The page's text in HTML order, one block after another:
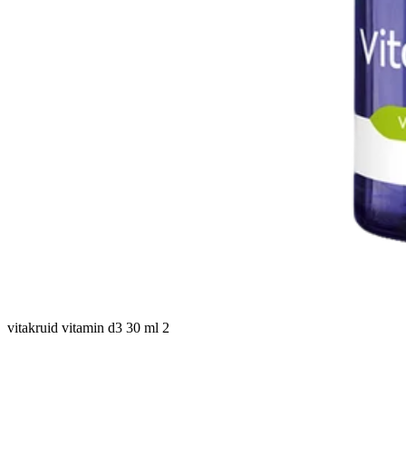
vitakruid vitamin d3 30 ml 2